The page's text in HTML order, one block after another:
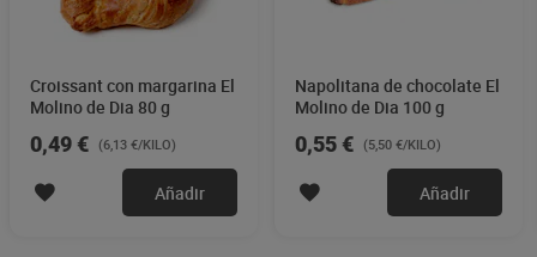
Croissant con margarina El
Molino de Dia 80 g
0,49 € (6,13 €/KILO)
Añadir
Napolitana de chocolate El
Molino de Dia 100 g
0,55 € (5,50 €/KILO)
Añadir